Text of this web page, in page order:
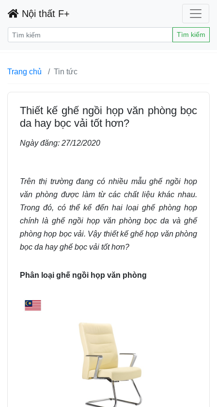
Nội thất F+
Tìm kiếm
Trang chủ Tin tức
Thiết kế ghế ngồi họp văn phòng bọc
da hay bọc vải tốt hơn?
Ngày đăng: 27/12/2020
Trên thị trường đang có nhiều mẫu ghế ngồi họp
văn phòng được làm từ các chất liệu khác nhau.
Trong đó, có thể kể đến hai loại ghế phònghọp
chính là ghế ngồi họp văn phòng bọc da và ghế
phònghọp bọc vải. Vậy thiết kế ghế họp văn phòng
bọc da hay ghế bọc vải tốt hơn?
Phân loại ghế ngồi họp văn phòng